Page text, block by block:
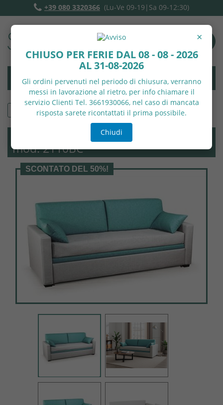
+39 080 3320366 (Lu-Ve 09-19|Sa 09-12:30)
Divani Letto
Divano doppio letto max estraibile
mod. 2110BC
SCONTATO DEL 50%!
CHIUSO PER FERIE DAL 08 - 08 - 2026
AL 31-08-2026
Gli ordini pervenuti nel periodo di chiusura, verranno
messi in lavorazione al rietro, per info chiamare il
servizio Clienti Tel. 3661930066, nel caso di mancata
risposta sarete ricontattati il prima possibile.
Chiudi
×